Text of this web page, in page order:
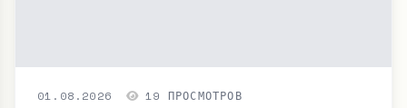
01.08.2026 19 ПРОСМОТРОВ